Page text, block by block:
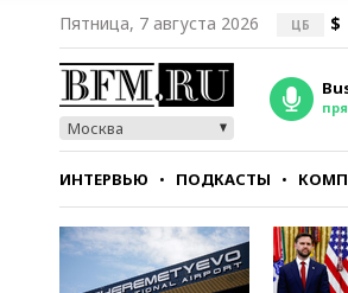
Пятница, 7 августа 2026 ЦБ $
Москва
ИНТЕРВЬЮ ПОДКАСТЫ
СТИЛЬ ТЕСТЫ